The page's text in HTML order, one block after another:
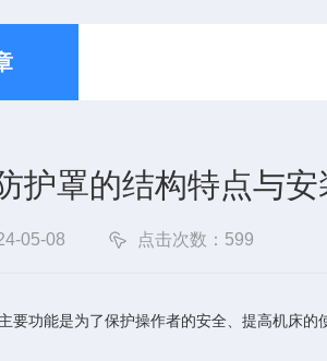
护罩的结构特点与
05-08 点击次数：599
功能是为了保护操作者的安全、提高机床的